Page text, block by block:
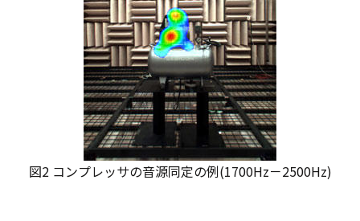
図2 コンプレッサの音源同定の例(1700Hz－2500Hz)